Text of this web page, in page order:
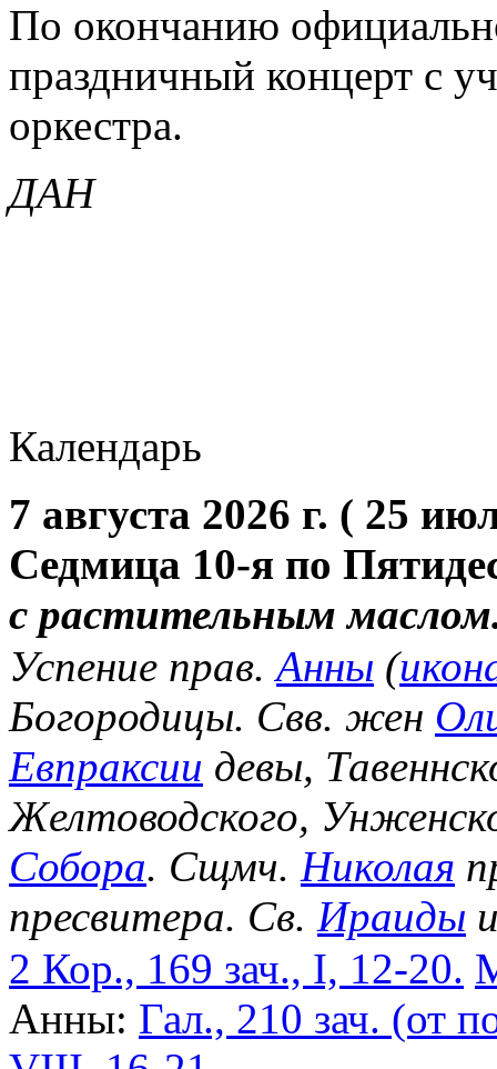
По окончанию
праздничный концерт с
оркестра.
ДАН
Календарь
7 августа 2026 г. ( 25
Седмица 10-я по
с растительным
Успение прав.Анны (
Богородицы. Свв. жен
Евпраксии девы,
Желтоводского,
Собора. Сщмч. Николая
пресвитера. Св. Ираиды
2 Кор., 169 зач., I, 12-20.
Анны: Гал., 210 зач. (от